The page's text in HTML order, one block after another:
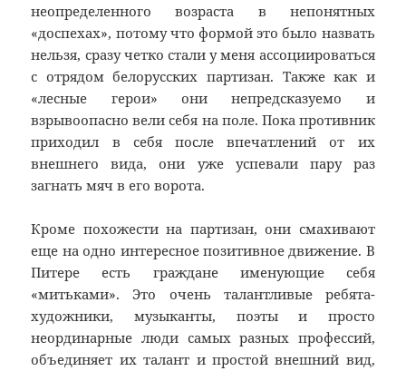
неопределенного возраста в непонятных
«доспехах», потому что формой это было назвать
нельзя, сразу четко стали у меня ассоциироваться
с отрядом белорусских партизан. Также как и
«лесные герои» они непредсказуемо и
взрывоопасно вели себя на поле. Пока противник
приходил в себя после впечатлений от их
внешнего вида, они уже успевали пару раз
загнать мяч в его ворота.
Кроме похожести на партизан, они смахивают
еще на одно интересное позитивное движение. В
Питере есть граждане именующие себя
«митьками». Это очень талантливые ребята-
художники, музыканты, поэты и просто
неординарные люди самых разных профессий,
объединяет их талант и простой внешний вид,